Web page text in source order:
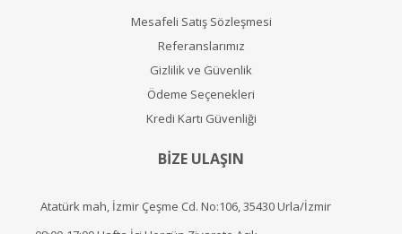
Mesafeli Satış Sözleşmesi
Referanslarımız
Gizlilik ve Güvenlik
Ödeme Seçenekleri
Kredi Kartı Güvenliği
BİZE ULAŞIN
Atatürk mah, İzmir Çeşme Cd. No:106, 35430 Urla/İzmir